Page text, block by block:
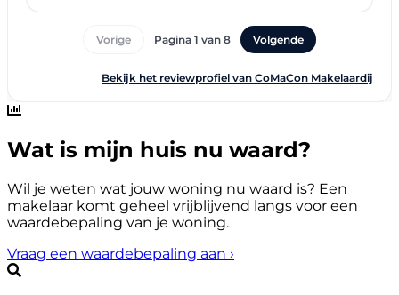
Wat is mijn huis nu waard?
Wil je weten wat jouw woning nu waard is? Een
makelaar komt geheel vrijblijvend langs voor een
waardebepaling van je woning.
Vraag een waardebepaling aan ›